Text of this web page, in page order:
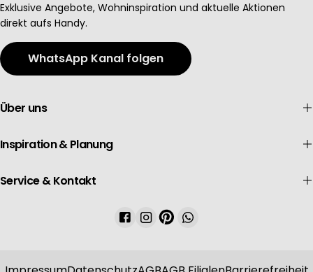
Exklusive Angebote, Wohninspiration und aktuelle Aktionen
direkt aufs Handy.
WhatsApp Kanal folgen
Über uns
Inspiration & Planung
Service & Kontakt
Facebook
Instagram
PinterestWhatsApp